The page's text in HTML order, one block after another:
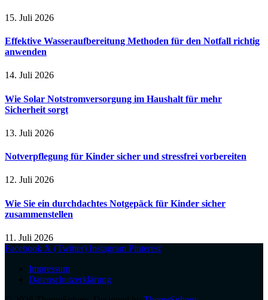
15. Juli 2026
Effektive Wasseraufbereitung Methoden für den Notfall richtig
anwenden
14. Juli 2026
Wie Solar Notstromversorgung im Haushalt für mehr
Sicherheit sorgt
13. Juli 2026
Notverpflegung für Kinder sicher und stressfrei vorbereiten
12. Juli 2026
Wie Sie ein durchdachtes Notgepäck für Kinder sicher
zusammenstellen
11. Juli 2026
Facebook X (Twitter) Instagram Pinterest
Impressum
Datenschutzerklärung